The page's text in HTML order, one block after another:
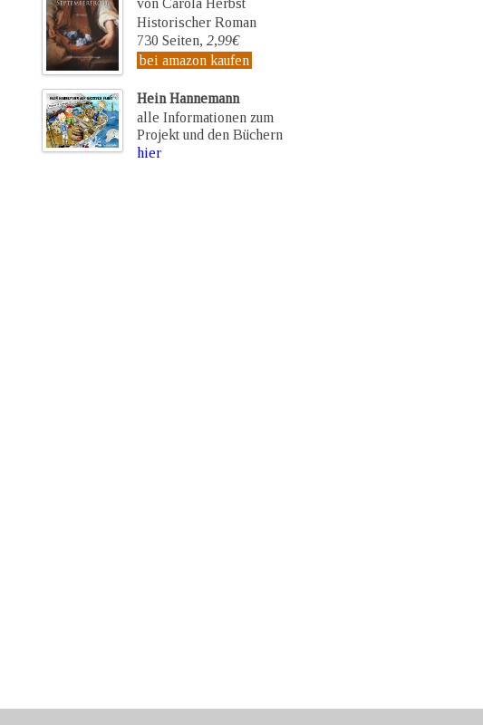
von Carola Herbst
Historischer Roman
730 Seiten, 2,99€
bei amazon kaufen
Hein Hannemann
alle Informationen zum
Projekt und den Büchern
hier